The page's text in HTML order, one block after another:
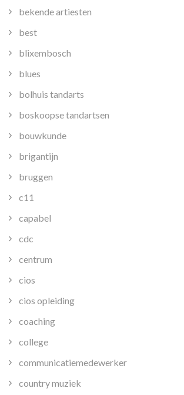
bekende artiesten
best
blixembosch
blues
bolhuis tandarts
boskoopse tandartsen
bouwkunde
brigantijn
bruggen
c11
capabel
cdc
centrum
cios
cios opleiding
coaching
college
communicatiemedewerker
country muziek